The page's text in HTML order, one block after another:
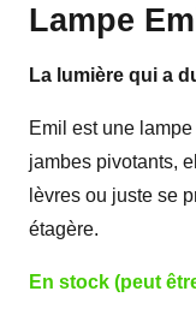
Lampe
La lumière qui a
Emil est une
jambes pivotants,
lèvres ou juste se
étagère.
En stock (peut